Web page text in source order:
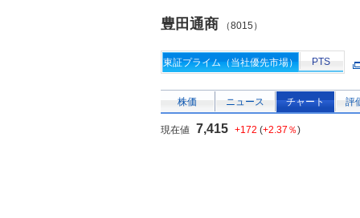
豊田通商 （8015）
東証プライム（当社優先市場） PTS
株価 ニュース チャート 評
現在値 7,415 +172 (+2.37％)